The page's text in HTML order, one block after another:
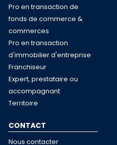
Pro en transaction de
fonds de commerce &
commerces
Pro en transaction
d'immobilier d'entreprise
Franchiseur
Expert, prestataire ou
accompagnant
Territoire
CONTACT
Nous contacter